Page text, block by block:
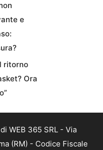
e
ritorno
Ora
WEB 365 SRL - Via
(RM) - Codice Fiscale